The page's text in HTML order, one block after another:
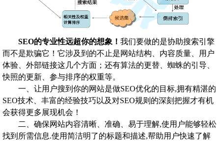
SEO的专业性远超你的想象！ 我们要做的是协助搜索引擎
而不是欺骗它！它涉及到的不止是网站结构、内容质量、用户
体验、外部链接这几个方面；还有算法的更替、蜘蛛的引导、
快照的更新、参与排序的权重等。
一、让用户搜到你的网站是做SEO优化的目标,拥有精湛的
SEO技术、丰富的经验技巧以及对SEO规则的深刻把握才有机
会获得更多展现机会！
二、确保网站内容清晰、准确、易于理解,使用户能够轻松
找到所需信息.使用简洁明了的标题和描述,帮助用户快速了解